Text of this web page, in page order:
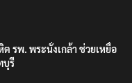
ต รพ. พระนั่งเกล้า ช่วยเหยื่อ
บุรี